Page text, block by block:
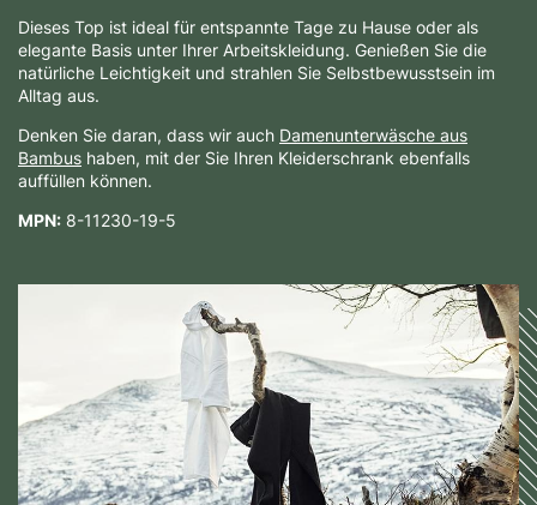
Dieses Top ist ideal für entspannte Tage zu Hause oder als
elegante Basis unter Ihrer Arbeitskleidung. Genießen Sie die
natürliche Leichtigkeit und strahlen Sie Selbstbewusstsein im
Alltag aus.
Denken Sie daran, dass wir auch Damenunterwäsche aus
Bambus haben, mit der Sie Ihren Kleiderschrank ebenfalls
auffüllen können.
MPN: 8-11230-19-5